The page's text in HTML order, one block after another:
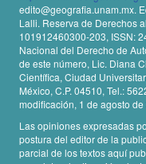
edito@geografia.unam.mx.
Lalli. Reserva de Derechos
101912460300-203, ISSN:
Nacional del Derecho de
de este número, Lic. Diana
Científica, Ciudad
México, C.P. 04510, Tel.:
modificación, 1 de agosto de
Las opiniones expresadas
postura del editor de la
parcial de los textos aquí